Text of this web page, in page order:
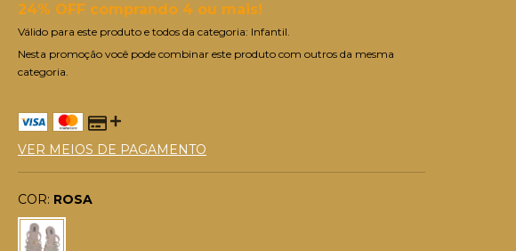
24% OFF comprando 4 ou mais!
Válido para este produto e todos da categoria: Infantil.
Nesta promoção você pode combinar este produto com outros da mesma
categoria.
VER MEIOS DE PAGAMENTO
COR: ROSA